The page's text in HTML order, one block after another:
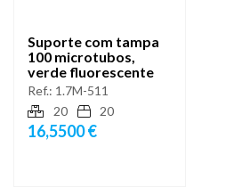
Suporte com tampa
100 microtubos,
verde fluorescente
Ref.: 1.7M-511
20
20
16,5500 €